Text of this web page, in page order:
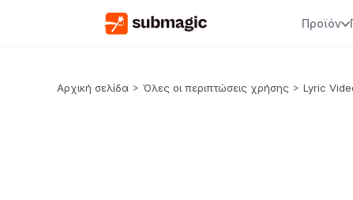
Προϊόν
Αρχική σελίδα > Όλες οι περιπτώσεις χρήσης > Lyric